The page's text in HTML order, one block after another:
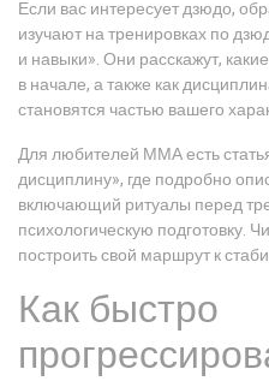
Если вас интересует дзюдо,
изучают на тренировках по
и навыки». Они расскажут,
в начале, а также как
становятся частью вашего
Для любителей ММА есть
дисциплину», где подробно
включающий ритуалы перед
психологическую подготовку.
построить свой маршрут к
Как быстро